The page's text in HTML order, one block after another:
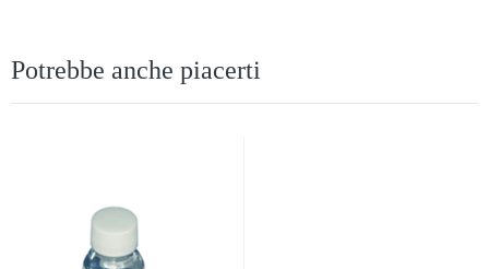
Potrebbe anche piacerti